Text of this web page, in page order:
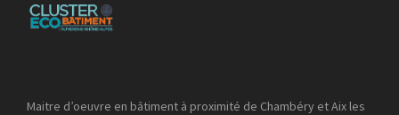
Maitre d’oeuvre en bâtiment à proximité de Chambéry et Aix les